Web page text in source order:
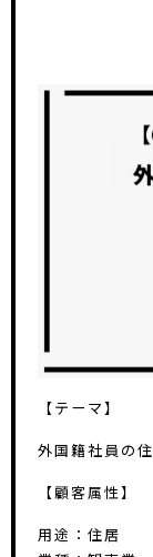
【テーマ】
外国籍社員の
【顧客属性】
用途：住居